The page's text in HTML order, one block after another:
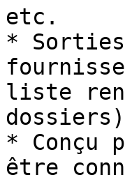
etc.
* Sorties
liste
* Conçu
être